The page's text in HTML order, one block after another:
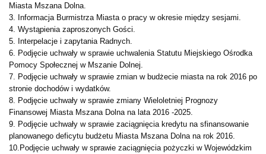
Miasta Mszana Dolna.
3. Informacja Burmistrza Miasta o pracy w okresie między sesjami.
4. Wystąpienia zaproszonych Gości.
5. Interpelacje i zapytania Radnych.
6. Podjęcie uchwały w sprawie uchwalenia Statutu Miejskiego Ośrodka
Pomocy Społecznej w Mszanie Dolnej.
7. Podjęcie uchwały w sprawie zmian w budżecie miasta na rok 2016 po
stronie dochodów i wydatków.
8. Podjęcie uchwały w sprawie zmiany Wieloletniej Prognozy
Finansowej Miasta Mszana Dolna na lata 2016 -2025.
9. Podjęcie uchwały w sprawie zaciągnięcia kredytu na sfinansowanie
planowanego deficytu budżetu Miasta Mszana Dolna na rok 2016.
10.Podjęcie uchwały w sprawie zaciągnięcia pożyczki w Wojewódzkim